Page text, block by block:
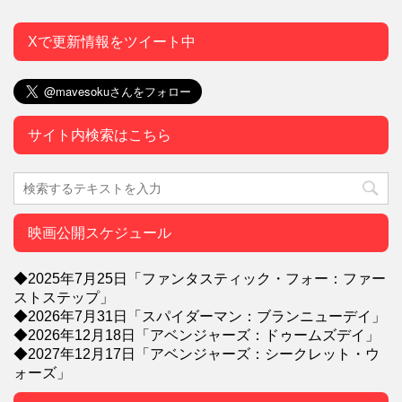
Xで更新情報をツイート中
サイト内検索はこちら
映画公開スケジュール
◆2025年7月25日「ファンタスティック・フォー：ファー
ストステップ」
◆2026年7月31日「スパイダーマン：ブランニューデイ」
◆2026年12月18日「アベンジャーズ：ドゥームズデイ」
◆2027年12月17日「アベンジャーズ：シークレット・ウ
ォーズ」